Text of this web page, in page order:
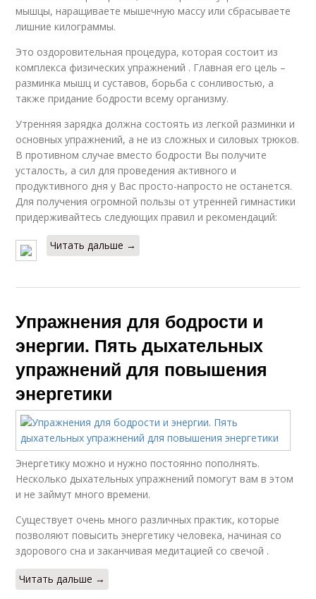
мышцы, наращиваете мышечную массу или сбрасываете
лишние килограммы.
Это оздоровительная процедура, которая состоит из
комплекса физических упражнений . Главная его цель –
разминка мышц и суставов, борьба с сонливостью, а
также придание бодрости всему организму.
Утренняя зарядка должна состоять из легкой разминки и
основных упражнений, а не из сложных и силовых трюков.
В противном случае вместо бодрости Вы получите
усталость, а сил для проведения активного и
продуктивного дня у Вас просто-напросто не останется.
Для получения огромной пользы от утренней гимнастики
придерживайтесь следующих правил и рекомендаций:
Читать дальше →
Упражнения для бодрости и
энергии. Пять дыхательных
упражнений для повышения
энергетики
Энергетику можно и нужно постоянно пополнять.
Несколько дыхательных упражнений помогут вам в этом
и не займут много времени.
Существует очень много различных практик, которые
позволяют повысить энергетику человека, начиная со
здорового сна и заканчивая медитацией со свечой .
Читать дальше →